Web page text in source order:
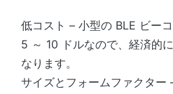
低コスト – 小型の BLE ビー
5 ～ 10 ドルなので、経済的
なります。
サイズとフォームファクター